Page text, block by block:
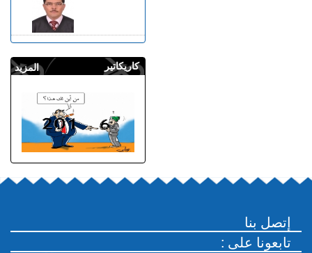
المزيد كاريكاتير
إتصل بنا
: تابعونا على